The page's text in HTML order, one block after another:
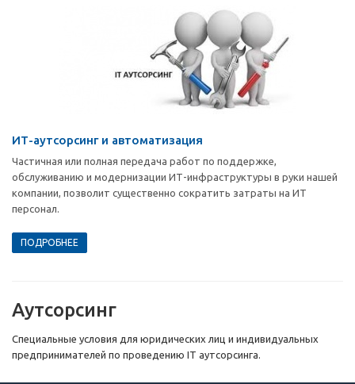
ИТ-аутсорсинг и автоматизация
Частичная или полная передача работ по поддержке,
обслуживанию и модернизации ИТ-инфраструктуры в руки нашей
компании, позволит существенно сократить затраты на ИТ
персонал.
ПОДРОБНЕЕ
Аутсорсинг
Специальные условия для юридических лиц и индивидуальных
предпринимателей по проведению IT аутсорсинга.